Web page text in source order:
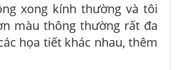
xong kính thường và tôi
màu thông thường rất đa
họa tiết khác nhau, thêm